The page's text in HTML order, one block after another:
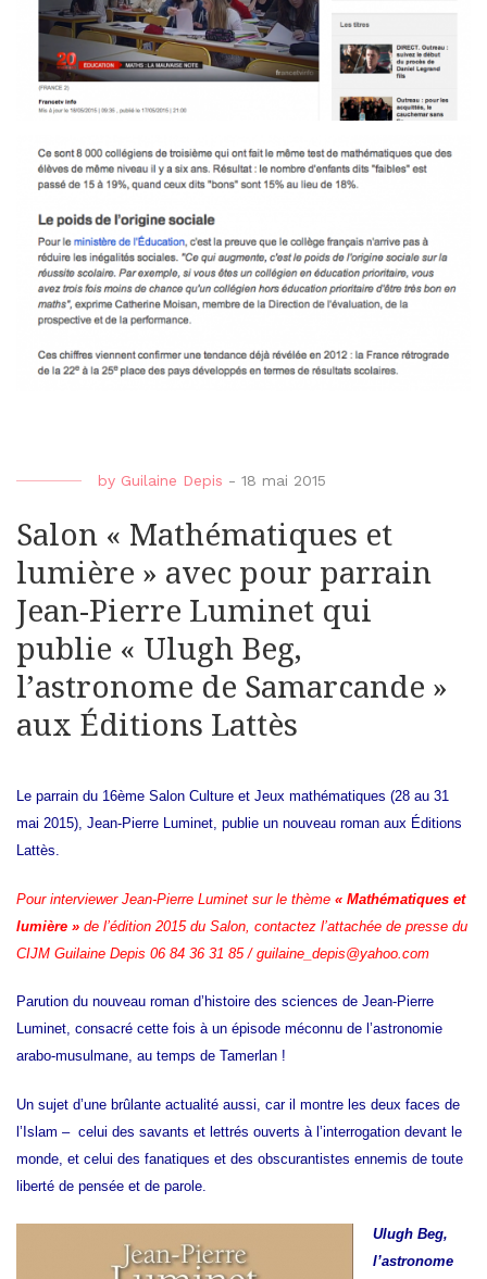
by Guilaine Depis - 18 mai 2015
Salon « Mathématiques et
lumière » avec pour parrain
Jean-Pierre Luminet qui
publie « Ulugh Beg,
l’astronome de Samarcande »
aux Éditions Lattès
Le parrain du 16ème Salon Culture et Jeux mathématiques (28 au 31
mai 2015), Jean-Pierre Luminet, publie un nouveau roman aux Éditions
Lattès.
Pour interviewer Jean-Pierre Luminet sur le thème « Mathématiques et
lumière » de l’édition 2015 du Salon, contactez l’attachée de presse du
CIJM Guilaine Depis 06 84 36 31 85 / guilaine_depis@yahoo.com
Parution du nouveau roman d’histoire des sciences de Jean-Pierre
Luminet, consacré cette fois à un épisode méconnu de l’astronomie
arabo-musulmane, au temps de Tamerlan !
Un sujet d’une brûlante actualité aussi, car il montre les deux faces de
l’Islam – celui des savants et lettrés ouverts à l’interrogation devant le
monde, et celui des fanatiques et des obscurantistes ennemis de toute
liberté de pensée et de parole.
Ulugh Beg,
l’astronome